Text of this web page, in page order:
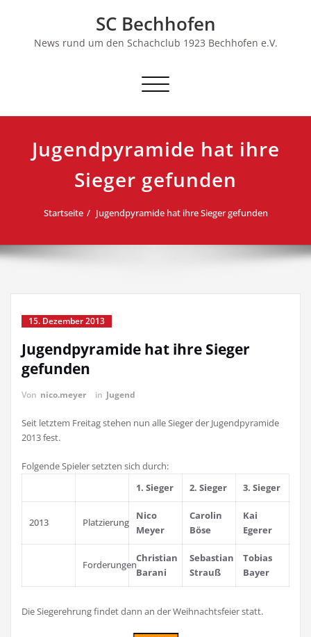
SC Bechhofen
News rund um den Schachclub 1923 Bechhofen e.V.
Schalte
Jugendpyramide hat ihre
Sieger gefunden
Startseite Jugendpyramide hat ihre Sieger gefunden
15. Dezember 2013
Jugendpyramide hat ihre Sieger
gefunden
Von nico.meyer in Jugend
Seit letztem Freitag stehen nun alle Sieger der Jugendpyramide
2013 fest.
Folgende Spieler setzten sich durch:
1. Sieger
2. Sieger 3. Sieger
2013 Platzierung
Nico
Meyer
Carolin
Böse
Kai
Egerer
Forderungen
Christian
Barani
Sebastian
Strauß
Tobias
Bayer
Die Siegerehrung findet dann an der Weihnachtsfeier statt.